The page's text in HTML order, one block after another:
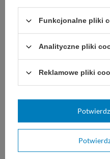
włókniny NIEBIESKA -
Matopat
Chusta trójkątna bawełniana
Funkcjonalne pliki
Analityczne pliki
Reklamowe pliki